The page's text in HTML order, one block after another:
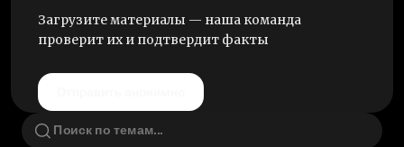
Загрузите материалы — наша команда
проверит их и подтвердит факты